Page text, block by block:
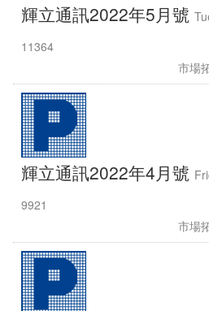
輝立通訊2022年5月號
11364
市場
輝立通訊2022年4月號
9921
市場